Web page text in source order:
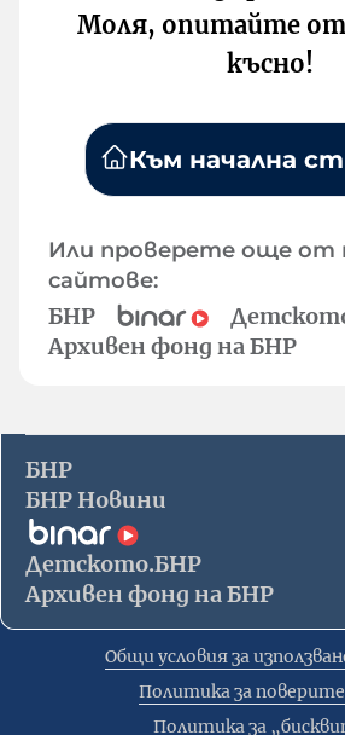
Моля, опитайте
късно!
Към начална
Или проверете още
сайтове:
БНР
Архивен фонд на БНР
БНР
БНР Новини
Детското.БНР
Архивен фонд на БНР
Общи условия за
Политика за
Политика за